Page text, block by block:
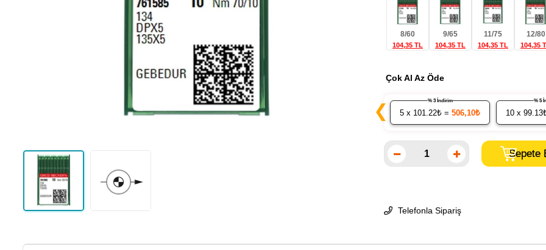
8/60
104,35 TL
9/65
104,35 TL
11/75
104,35 TL
12/80
104,35
Çok Al Az Öde
❮ 5 x 101.22₺ = 506,10₺
% 3 İndirim
10 x
Telefonla Sipariş